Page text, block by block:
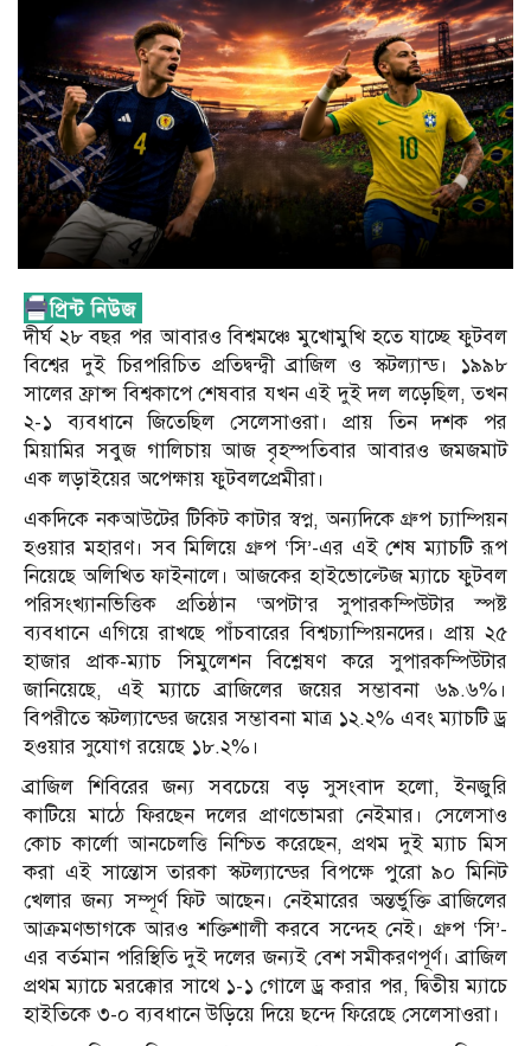
দীর্ঘ ২৮ বছর পর আবারও বিশ্বমঞ্চে মুখোমুখি হতে যাচ্ছে ফুটবল
বিশ্বের দুই চিরপরিচিত প্রতিদ্বন্দ্বী ব্রাজিল ও স্কটল্যান্ড। ১৯৯৮
সালের ফ্রান্স বিশ্বকাপে শেষবার যখন এই দুই দল লড়েছিল, তখন
২-১ ব্যবধানে জিতেছিল সেলেসাওরা। প্রায় তিন দশক পর
মিয়ামির সবুজ গালিচায় আজ বৃহস্পতিবার আবারও জমজমাট
এক লড়াইয়ের অপেক্ষায় ফুটবলপ্রেমীরা।
একদিকে নকআউটের টিকিট কাটার স্বপ্ন, অন্যদিকে গ্রুপ চ্যাম্পিয়ন
হওয়ার মহারণ। সব মিলিয়ে গ্রুপ ‘সি’-এর এই শেষ ম্যাচটি রূপ
নিয়েছে অলিখিত ফাইনালে। আজকের হাইভোল্টেজ ম্যাচে ফুটবল
পরিসংখ্যানভিত্তিক প্রতিষ্ঠান ‘অপটা’র সুপারকম্পিউটার স্পষ্ট
ব্যবধানে এগিয়ে রাখছে পাঁচবারের বিশ্বচ্যাম্পিয়নদের। প্রায় ২৫
হাজার প্রাক-ম্যাচ সিমুলেশন বিশ্লেষণ করে সুপারকম্পিউটার
জানিয়েছে, এই ম্যাচে ব্রাজিলের জয়ের সম্ভাবনা ৬৯.৬%।
বিপরীতে স্কটল্যান্ডের জয়ের সম্ভাবনা মাত্র ১২.২% এবং ম্যাচটি ড্র
হওয়ার সুযোগ রয়েছে ১৮.২%।
ব্রাজিল শিবিরের জন্য সবচেয়ে বড় সুসংবাদ হলো, ইনজুরি
কাটিয়ে মাঠে ফিরছেন দলের প্রাণভোমরা নেইমার। সেলেসাও
কোচ কার্লো আনচেলত্তি নিশ্চিত করেছেন, প্রথম দুই ম্যাচ মিস
করা এই সান্তোস তারকা স্কটল্যান্ডের বিপক্ষে পুরো ৯০ মিনিট
খেলার জন্য সম্পূর্ণ ফিট আছেন। নেইমারের অন্তর্ভুক্তি ব্রাজিলের
আক্রমণভাগকে আরও শক্তিশালী করবে সন্দেহ নেই। গ্রুপ ‘সি’-
এর বর্তমান পরিস্থিতি দুই দলের জন্যই বেশ সমীকরণপূর্ণ। ব্রাজিল
প্রথম ম্যাচে মরক্কোর সাথে ১-১ গোলে ড্র করার পর, দ্বিতীয় ম্যাচে
হাইতিকে ৩-০ ব্যবধানে উড়িয়ে দিয়ে ছন্দে ফিরেছে সেলেসাওরা।